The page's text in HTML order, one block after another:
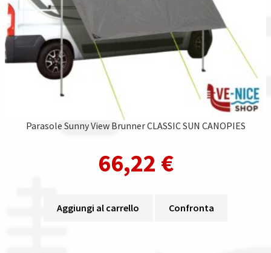
Parasole Sunny View Brunner CLASSIC SUN CANOPIES
66,22 €
Aggiungi al carrello Confronta